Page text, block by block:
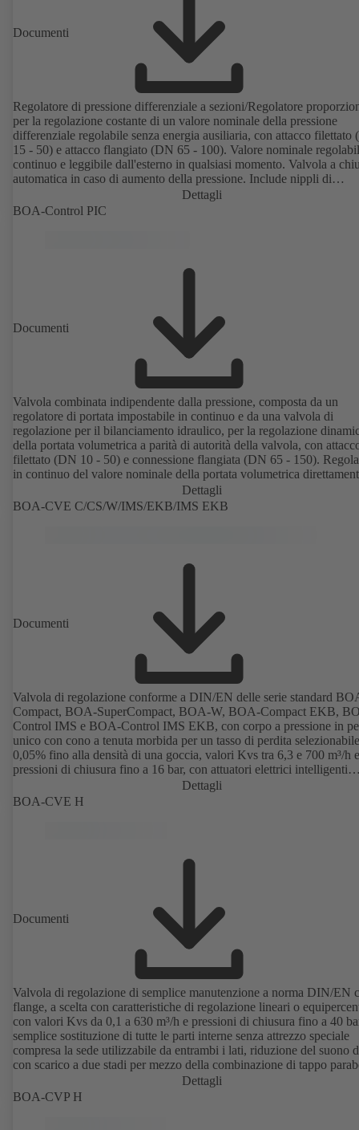
Documenti
Regolatore di pressione differenziale a sezioni/Regolatore
per la regolazione costante di un valore nominale della pressione
differenziale regolabile senza energia ausiliaria, con attacco filettato
15 - 50) e attacco flangiato (DN 65 - 100). Valore nominale
continuo e leggibile dall'esterno in qualsiasi momento. Valvola a
automatica in caso di aumento della pressione. Include nippli di
misurazione rapida per la misurazione della perdita di pressione.
Disponibile in diversi intervalli di controllo della pressione (LP/HP)
Dettagli
BOA-Control PIC
Documenti
Valvola combinata indipendente dalla pressione, composta da un
regolatore di portata impostabile in continuo e da una valvola di
regolazione per il bilanciamento idraulico, per la regolazione
della portata volumetrica a parità di autorità della valvola, con attacco
filettato (DN 10 - 50) e connessione flangiata (DN 65 - 150).
in continuo del valore nominale della portata volumetrica
valvola grazie alla scala digitale, con funzione di blocco meccanico.
nippli di misurazione per il controllo della pressione e della pressione
possibilità aggiuntiva di montaggio di un attuatore (M 30 x 1,5) per
Dettagli
BOA-CVE C/CS/W/IMS/EKB/IMS EKB
Documenti
Valvola di regolazione conforme a DIN/EN delle serie standard
Compact, BOA-SuperCompact, BOA-W, BOA-Compact EKB,
Control IMS e BOA-Control IMS EKB, con corpo a pressione in
unico con cono a tenuta morbida per un tasso di perdita
0,05% fino alla densità di una goccia, valori Kvs tra 6,3 e 700 m³/h e
pressioni di chiusura fino a 16 bar, con attuatori elettrici intelligenti
controllati da microprocessore pre-installati da 1000 N a 14000 N,
configurazione elettronica della curva caratteristica del flusso,
Dettagli
BOA-CVE H
Documenti
Valvola di regolazione di semplice manutenzione a norma DIN/EN
flange, a scelta con caratteristiche di regolazione lineari o
con valori Kvs da 0,1 a 630 m³/h e pressioni di chiusura fino a 40
semplice sostituzione di tutte le parti interne senza attrezzo speciale
compresa la sede utilizzabile da entrambi i lati, riduzione del suono
con scarico a due stadi per mezzo della combinazione di tappo
e gabbia forata, con attuatore elettrico.
Dettagli
BOA-CVP H